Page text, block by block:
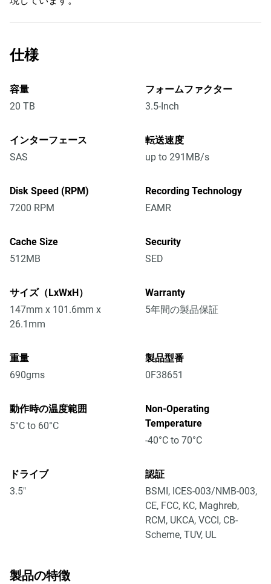
仕様
容量
20 TB
フォームファクター
3.5-Inch
インターフェース
SAS
転送速度
up to 291MB/s
Disk Speed (RPM)
7200 RPM
Recording Technology
EAMR
Cache Size
512MB
Security
SED
サイズ（LxWxH）
147mm x 101.6mm x
26.1mm
Warranty
5年間の製品保証
重量
690gms
製品型番
0F38651
動作時の温度範囲
5°C to 60°C
Non-Operating
Temperature
-40°C to 70°C
ドライブ
3.5"
認証
BSMI, ICES-003/NMB-003,
CE, FCC, KC, Maghreb,
RCM, UKCA, VCCI, CB-
Scheme, TUV, UL
製品の特徴